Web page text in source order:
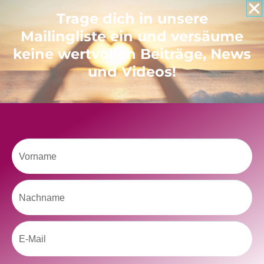
Like uns auf Facebook
Selbstliebe, Aussöhnung mit der Kindheit, Potenzial entfalten,
Trage dich in unsere
Mailingliste ein und versäume
keine wertvollen Beiträge, News
und Videos!
Vorname
Nachname
Email